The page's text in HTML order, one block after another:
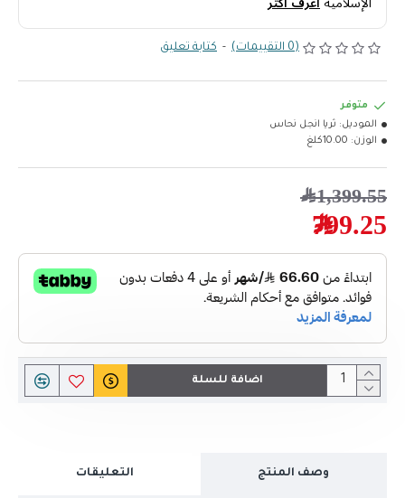
(0 التقييمات) - كتابة تعليق
799.25﷼
1,399.55﷼
متوفر
الموديل: ثريا انجل نحاس
الوزن: 10.00كلغ
اضافة للسلة
وصف المنتج التعليقات